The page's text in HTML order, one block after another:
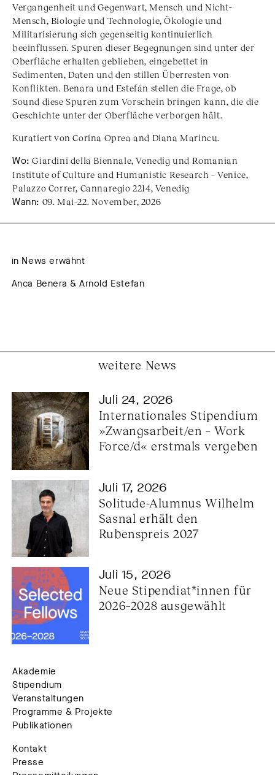
Vergangenheit und Gegenwart, Mensch und Nicht-
Mensch, Biologie und Technologie, Ökologie und
Militarisierung sich gegenseitig kontinuierlich
beeinflussen. Spuren dieser Begegnungen sind unter der
Oberfläche erhalten geblieben, eingebettet in
Sedimenten, Daten und den stillen Überresten von
Konflikten. Benara und Estefán stellen die Frage, ob
Sound diese Spuren zum Vorschein bringen kann, die die
Geschichte unter der Oberfläche verborgen hält.
Kuratiert von Corina Oprea and Diana Marincu.
Wo: Giardini della Biennale, Venedig und Romanian
Institute of Culture and Humanistic Research – Venice,
Palazzo Correr, Cannaregio 2214, Venedig
Wann: 09. Mai–22. November, 2026
in News erwähnt
Anca Benera & Arnold Estefan
weitere News
Juli 24, 2026
Internationales Stipendium
»Zwangsarbeit/en – Work
Force/d« erstmals vergeben
Juli 17, 2026
Solitude-Alumnus Wilhelm
Sasnal erhält den
Rubenspreis 2027
Juli 15, 2026
Neue Stipendiat*innen für
2026–2028 ausgewählt
Akademie
Stipendium
Veranstaltungen
Programme & Projekte
Publikationen
Kontakt
Presse